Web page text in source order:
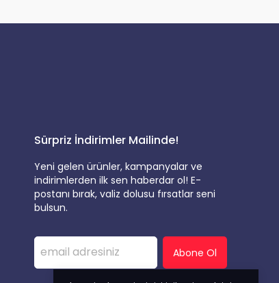
Sürpriz İndirimler Mailinde!
Yeni gelen ürünler, kampanyalar ve
indirimlerden ilk sen haberdar ol! E-
postanı bırak, valiz dolusu fırsatlar seni
bulsun.
Abone Ol